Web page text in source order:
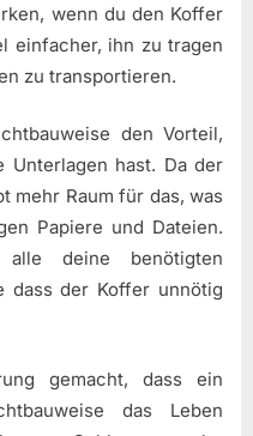
wenn du den Koffer
einfacher, ihn zu tragen
zu transportieren.
den Vorteil,
hast. Da der
mehr Raum für das, was
Papiere und Dateien.
deine benötigten
dass der Koffer unnötig
gemacht, dass ein
das Leben